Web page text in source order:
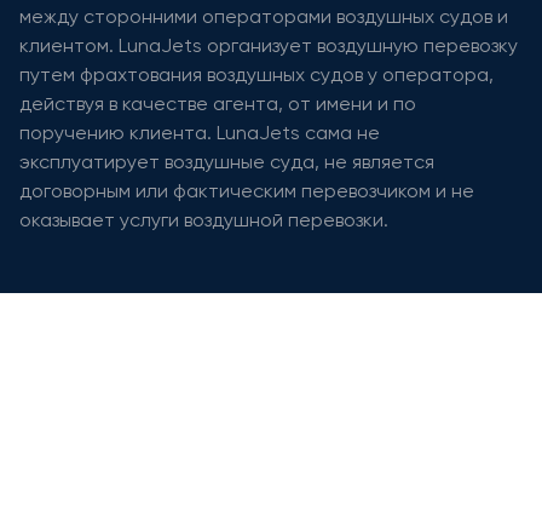
между сторонними операторами воздушных судов и
клиентом. LunaJets организует воздушную перевозку
путем фрахтования воздушных судов у оператора,
действуя в качестве агента, от имени и по
поручению клиента. LunaJets сама не
эксплуатирует воздушные суда, не является
договорным или фактическим перевозчиком и не
оказывает услуги воздушной перевозки.